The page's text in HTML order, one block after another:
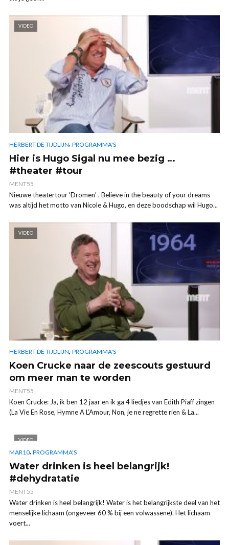
VIDEO
HERBERT DE TIJDLIJN, PROGRAMMA'S
Hier is Hugo Sigal nu mee bezig …
#theater #tour
MENT55
Nieuwe theatertour ‘Dromen’ . Believe in the beauty of your dreams
was altijd het motto van Nicole & Hugo, en deze boodschap wil Hugo...
VIDEO
HERBERT DE TIJDLIJN, PROGRAMMA'S
Koen Crucke naar de zeescouts gestuurd
om meer man te worden
MENT55
Koen Crucke: Ja, ik ben 12 jaar en ik ga 4 liedjes van Edith Piaff zingen
(La Vie En Rose, Hymne A L’Amour, Non, je ne regrette rien & La...
VIDEO
MAR10, PROGRAMMA'S
Water drinken is heel belangrijk!
#dehydratatie
MENT55
Water drinken is heel belangrijk! Water is het belangrijkste deel van het
menselijke lichaam (ongeveer 60 % bij een volwassene). Het lichaam
voert...